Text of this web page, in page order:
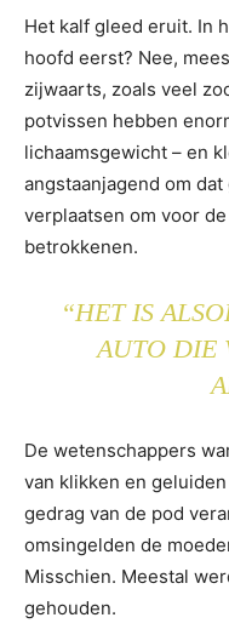
Het kalf gleed eruit. In
hoofd eerst? Nee,
zijwaarts, zoals veel
potvissen hebben
lichaamsgewicht – en
angstaanjagend om
verplaatsen om voor
betrokkenen.
“HET IS
AUTO DIE
De wetenschappers
van klikken en
gedrag van de pod
omsingelden de
Misschien. Meestal
gehouden.